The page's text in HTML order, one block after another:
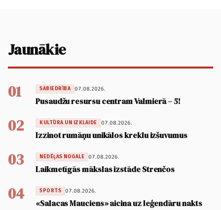
Jaunākie
01 SABIEDRĪBA 07.08.2026.
Pusaudžu resursu centram Valmierā – 5!
02 KULTŪRA UN IZKLAIDE 07.08.2026.
Izzinot rumāņu unikālos kreklu izšuvumus
03 NEDĒĻAS NOGALE 07.08.2026.
Laikmetīgās mākslas izstāde Strenčos
04 SPORTS 07.08.2026.
«Salacas Mauciens» aicina uz leģendāru nakts